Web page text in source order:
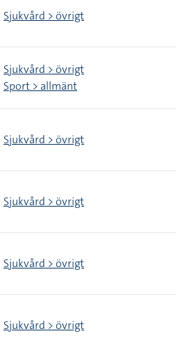
Sjukvård > övrigt
Sjukvård > övrigt
Sport > allmänt
Sjukvård > övrigt
Sjukvård > övrigt
Sjukvård > övrigt
Sjukvård > övrigt